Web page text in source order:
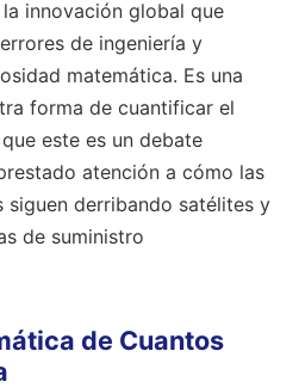
innovación global que
de ingeniería y
matemática. Es una
forma de cuantificar el
este es un debate
atención a cómo las
siguen derribando satélites y
de suministro
de Cuantos